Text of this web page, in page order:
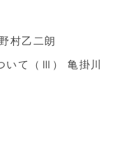
村乙二朗
いて（Ⅲ） 亀掛川